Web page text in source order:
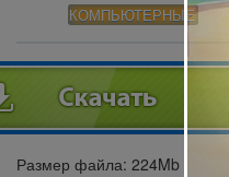
КОМПЬЮТЕРНЫЕ
Размер файла: 224Mb